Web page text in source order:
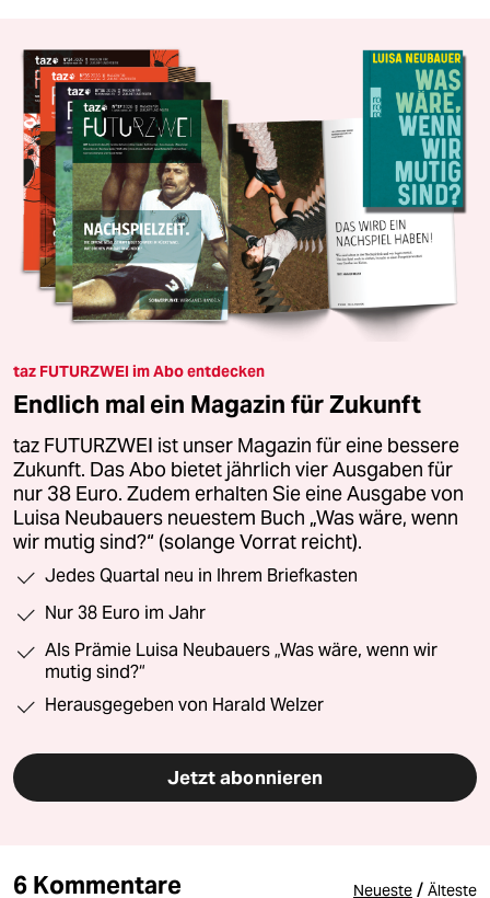
taz FUTURZWEI im Abo entdecken
Endlich mal ein Magazin für Zukunft
taz FUTURZWEI ist unser Magazin für eine bessere
Zukunft. Das Abo bietet jährlich vier Ausgaben für
nur 38 Euro. Zudem erhalten Sie eine Ausgabe von
Luisa Neubauers neuestem Buch „Was wäre, wenn
wir mutig sind?“ (solange Vorrat reicht).
Jedes Quartal neu in Ihrem Briefkasten
Nur 38 Euro im Jahr
Als Prämie Luisa Neubauers „Was wäre, wenn wir
mutig sind?“
Herausgegeben von Harald Welzer
Jetzt abonnieren
6 Kommentare Neueste / Älteste